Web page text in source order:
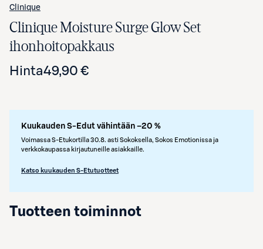
Clinique
Clinique Moisture Surge Glow Set
ihonhoitopakkaus
Hinta49,90 €
Kuukauden S-Edut vähintään –20 %
Voimassa S-Etukortilla 30.8. asti Sokoksella, Sokos Emotionissa ja
verkkokaupassa kirjautuneille asiakkaille.
Katso kuukauden S-Etutuotteet
Tuotteen toiminnot